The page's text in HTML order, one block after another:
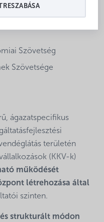
Szövetség
Szövetsége
ágazatspecifikus
területén
(KKV-k)
működését
létrehozása által
szinten.
strukturált módon